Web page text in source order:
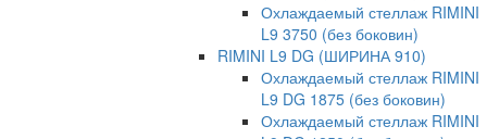
Охлаждаемый стеллаж RIMINI
L9 3750 (без боковин)
RIMINI L9 DG (ШИРИНА 910)
Охлаждаемый стеллаж RIMINI
L9 DG 1875 (без боковин)
Охлаждаемый стеллаж RIMINI